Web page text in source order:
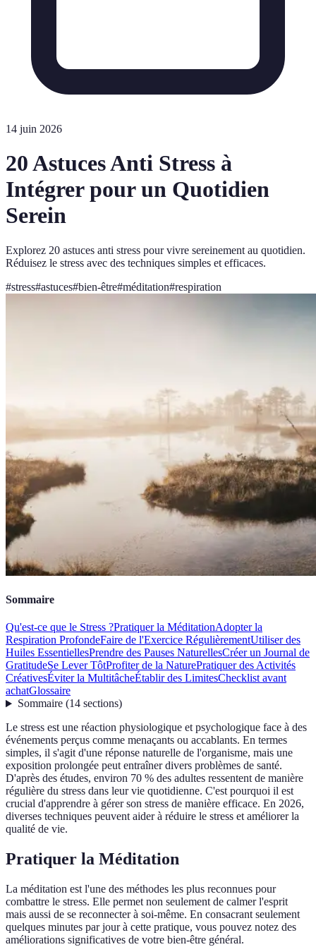
14 juin 2026
20 Astuces Anti Stress à
Intégrer pour un Quotidien
Serein
Explorez 20 astuces anti stress pour vivre sereinement au quotidien.
Réduisez le stress avec des techniques simples et efficaces.
#stress#astuces#bien-être#méditation#respiration
Sommaire
Qu'est-ce que le Stress ?Pratiquer la MéditationAdopter la
Respiration ProfondeFaire de l'Exercice RégulièrementUtiliser des
Huiles EssentiellesPrendre des Pauses NaturellesCréer un Journal de
GratitudeSe Lever TôtProfiter de la NaturePratiquer des Activités
CréativesÉviter la MultitâcheÉtablir des LimitesChecklist avant
achatGlossaire
Sommaire(14 sections)
Le stress est une réaction physiologique et psychologique face à des
événements perçus comme menaçants ou accablants. En termes
simples, il s'agit d'une réponse naturelle de l'organisme, mais une
exposition prolongée peut entraîner divers problèmes de santé.
D'après des études, environ 70 % des adultes ressentent de manière
régulière du stress dans leur vie quotidienne. C'est pourquoi il est
crucial d'apprendre à gérer son stress de manière efficace. En 2026,
diverses techniques peuvent aider à réduire le stress et améliorer la
qualité de vie.
Pratiquer la Méditation
La méditation est l'une des méthodes les plus reconnues pour
combattre le stress. Elle permet non seulement de calmer l'esprit
mais aussi de se reconnecter à soi-même. En consacrant seulement
quelques minutes par jour à cette pratique, vous pouvez notez des
améliorations significatives de votre bien-être général.